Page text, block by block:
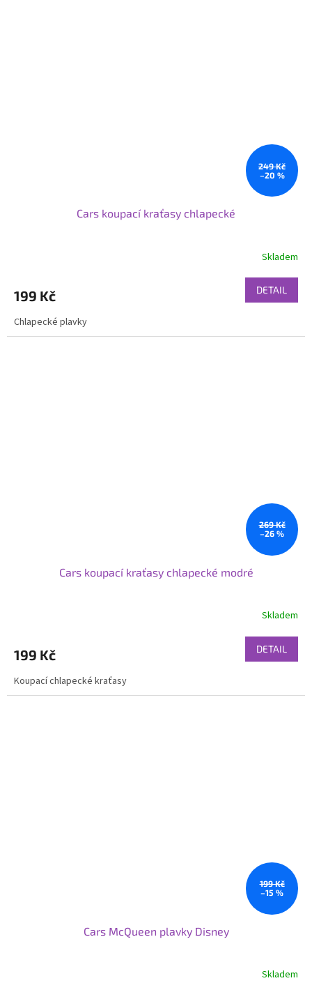
249 Kč
–20 %
Cars koupací kraťasy chlapecké
Skladem
199 Kč DETAIL
Chlapecké plavky
269 Kč
–26 %
Cars koupací kraťasy chlapecké modré
Skladem
199 Kč DETAIL
Koupací chlapecké kraťasy
199 Kč
–15 %
Cars McQueen plavky Disney
Skladem